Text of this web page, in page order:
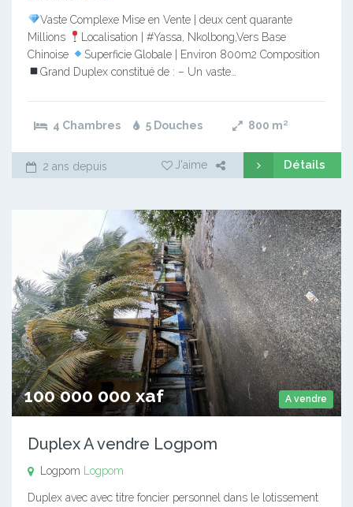
Vaste Complexe Mise en Vente | deux cent quarante
Millions
Localisation | #Yassa, Nkolbong,Vers Base
Chinoise
Superficie Globale | Environ 800m2 Composition
Grand Duplex constitué de : – Un vaste…
4 Chambres 5 Douches 800 m²
2 ans depuis J'aime Détails
A vendre
100 000 000 xaf
Duplex A vendre Logpom
Logpom Logpom
Duplex avec avec titre foncier personnel dans le lotissement